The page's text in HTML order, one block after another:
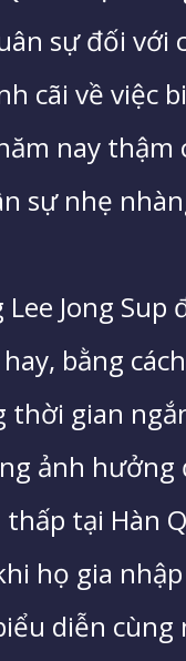
sự đối với
cãi về việc
nay
sự nhẹ
Jong
bằng
thời gian
ảnh
tại Hàn
họ gia
diễn